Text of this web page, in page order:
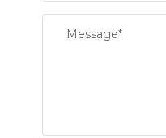
Message*